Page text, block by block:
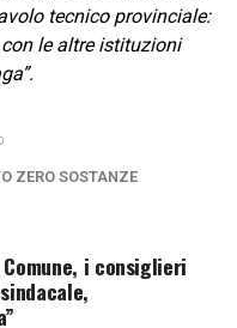
tecnico provinciale:
le altre istituzioni
ZERO SOSTANZE
i consiglieri